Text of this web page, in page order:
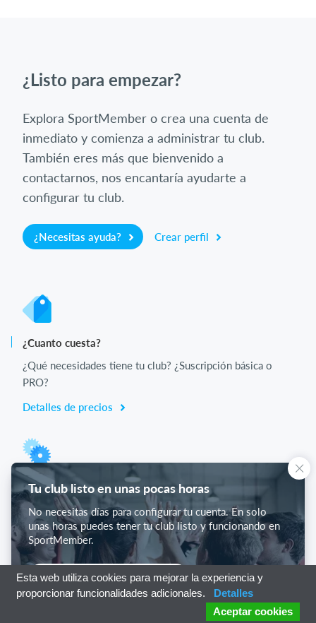
¿Listo para empezar?
Explora SportMember o crea una cuenta de
inmediato y comienza a administrar tu club.
También eres más que bienvenido a
contactarnos, nos encantaría ayudarte a
configurar tu club.
¿Necesitas ayuda? Crear perfil
¿Cuanto cuesta?
¿Qué necesidades tiene tu club? ¿Suscripción básica o
PRO?
Detalles de precios
Lista de funciones
No hay 2 clubes iguales. Nuestras funciones cubren tus
necesidades.
Lista de funciones
Tu club listo en unas pocas horas
No necesitas días para configurar tu cuenta. En solo
unas horas puedes tener tu club listo y funcionando en
SportMember.
Empieza con SportMember
Esta web utiliza cookies para mejorar la experiencia y
proporcionar funcionalidades adicionales.
Detalles
Aceptar cookies